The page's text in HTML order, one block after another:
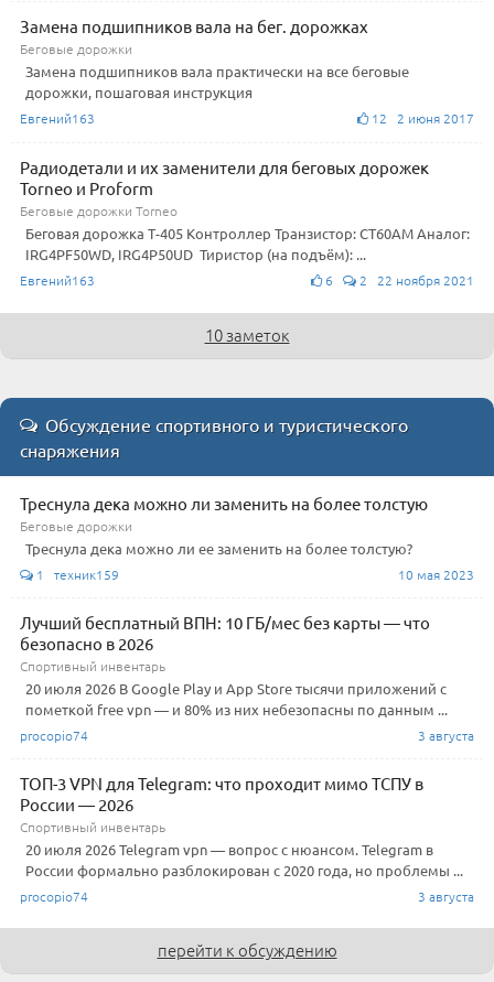
Замена подшипников вала на бег. дорожках
Беговые дорожки
Замена подшипников вала практически на все беговые
дорожки, пошаговая инструкция
Евгений163 12 2 июня 2017
Радиодетали и их заменители для беговых дорожек
Torneo и Proform
Беговые дорожки Torneo
Беговая дорожка Т-405 Контроллер Транзистор: CT60AM Аналог:
IRG4PF50WD, IRG4P50UD Тиристор (на подъём): ...
Евгений163 6 2 22 ноября 2021
10 заметок
Обсуждение спортивного и туристического
снаряжения
Треснула дека можно ли заменить на более толстую
Беговые дорожки
Треснула дека можно ли ее заменить на более толстую?
1 техник159 10 мая 2023
Лучший бесплатный ВПН: 10 ГБ/мес без карты — что
безопасно в 2026
Спортивный инвентарь
20 июля 2026 В Google Play и App Store тысячи приложений с
пометкой free vpn — и 80% из них небезопасны по данным ...
procopio74 3 августа
ТОП-3 VPN для Telegram: что проходит мимо ТСПУ в
России — 2026
Спортивный инвентарь
20 июля 2026 Telegram vpn — вопрос с нюансом. Telegram в
России формально разблокирован с 2020 года, но проблемы ...
procopio74 3 августа
перейти к обсуждению